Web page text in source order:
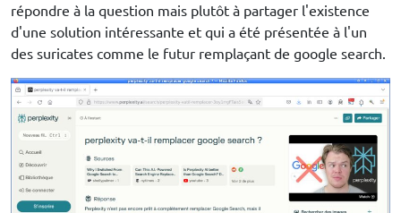
répondre à la question mais plutôt à partager l'existence
d'une solution intéressante et qui a été présentée à l'un
des suricates comme le futur remplaçant de google search.